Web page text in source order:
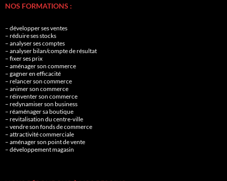
NOS FORMATIONS :
– développer ses ventes
– réduire ses stocks
– analyser ses comptes
– analyser bilan/compte de résultat
– fixer ses prix
– aménager son commerce
– gagner en efficacité
– relancer son commerce
– animer son commerce
– réinventer son commerce
– redynamiser son business
– réaménager sa boutique
– revitalisation du centre-ville
– vendre son fonds de commerce
– attractivité commerciale
– aménager son point de vente
– développement magasin